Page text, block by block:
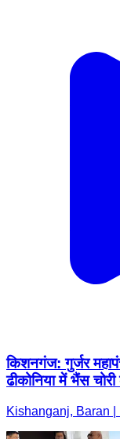
किशनगंज: गुर्जर
ढीकोनिया में भैंस चोरी
Kishanganj, Baran |